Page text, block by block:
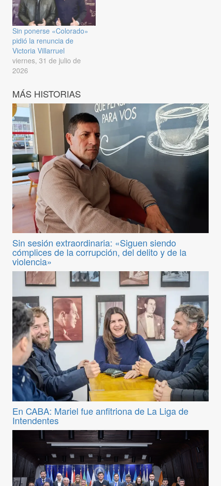
Sin ponerse «Colorado»
pidió la renuncia de
Victoria Villarruel
viernes, 31 de julio de
2026
MÁS HISTORIAS
Sin sesión extraordinaria: «Siguen siendo
cómplices de la corrupción, del delito y de la
violencia»
En CABA: Mariel fue anfitriona de La Liga de
Intendentes